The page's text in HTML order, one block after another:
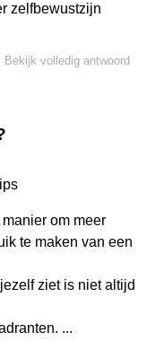
zelfbewustzijn
Bekijk volledig antwoord
om meer
te maken van een
ziet is niet altijd
...